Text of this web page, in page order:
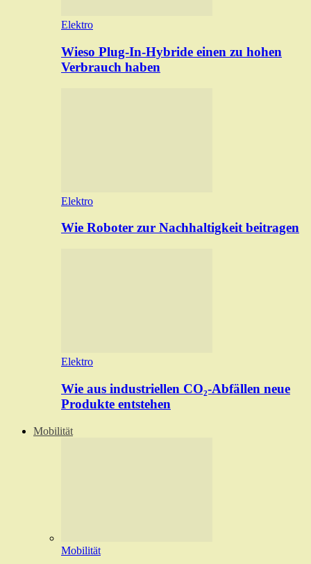
Elektro
Wieso Plug-In-Hybride einen zu hohen
Verbrauch haben
Elektro
Wie Roboter zur Nachhaltigkeit beitragen
Elektro
Wie aus industriellen CO₂-Abfällen neue
Produkte entstehen
Mobilität
Mobilität